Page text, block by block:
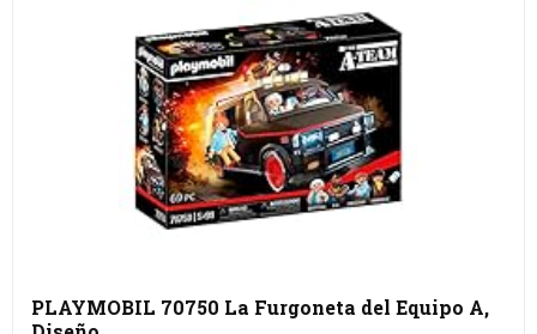
PLAYMOBIL 70750 La Furgoneta del Equipo A,